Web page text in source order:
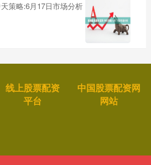
策略:6月17日市场分析
线上股票配资
平台
中国股票配资网
网站